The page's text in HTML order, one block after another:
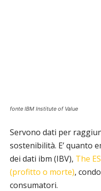
fonte IBM Institute of Value
Servono dati per
sostenibilità. E’ quanto
dei dati ibm (IBV), The
(profitto o morte),
consumatori.